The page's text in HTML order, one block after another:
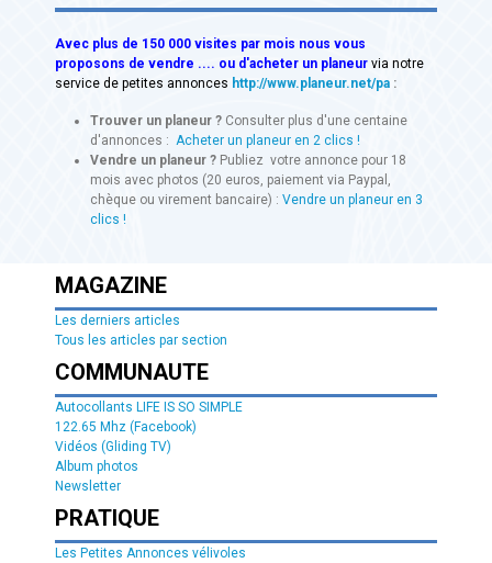
Avec plus de 150 000 visites par mois nous vous
proposons de vendre .... ou d'acheter un planeur via notre
service de petites annonces http://www.planeur.net/pa :
Trouver un planeur ? Consulter plus d'une centaine
d'annonces : Acheter un planeur en 2 clics !
Vendre un planeur ? Publiez votre annonce pour 18
mois avec photos (20 euros, paiement via Paypal,
chèque ou virement bancaire) : Vendre un planeur en 3
clics !
MAGAZINE
Les derniers articles
Tous les articles par section
COMMUNAUTE
Autocollants LIFE IS SO SIMPLE
122.65 Mhz (Facebook)
Vidéos (Gliding TV)
Album photos
Newsletter
PRATIQUE
Les Petites Annonces vélivoles